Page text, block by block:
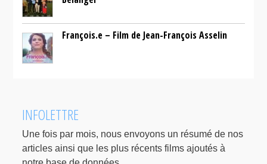
François.e – Film de Jean-François Asselin
INFOLETTRE
Une fois par mois, nous envoyons un résumé de nos
articles ainsi que les plus récents films ajoutés à